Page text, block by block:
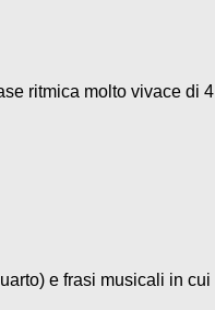
ritmica molto vivace di 4
e frasi musicali in cui